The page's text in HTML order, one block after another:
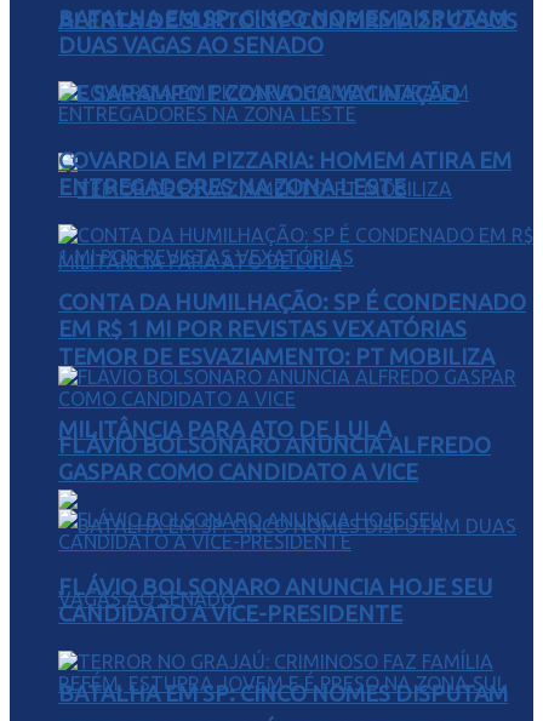
ALERTA DE SURTO: SP CONFIRMA 23 CASOS
DE SARAMPO E CONVOCA VACINAÇÃO
TEMOR DE ESVAZIAMENTO: PT MOBILIZA
MILITÂNCIA PARA ATO DE LULA
BATALHA EM SP: CINCO NOMES DISPUTAM
BATALHA EM SP: CINCO NOMES DISPUTAM
DUAS VAGAS AO SENADO
COVARDIA EM PIZZARIA: HOMEM ATIRA EM
ENTREGADORES NA ZONA LESTE
CONTA DA HUMILHAÇÃO: SP É CONDENADO
EM R$ 1 MI POR REVISTAS VEXATÓRIAS
FLÁVIO BOLSONARO ANUNCIA ALFREDO
GASPAR COMO CANDIDATO A VICE
FLÁVIO BOLSONARO ANUNCIA HOJE SEU
CANDIDATO A VICE-PRESIDENTE